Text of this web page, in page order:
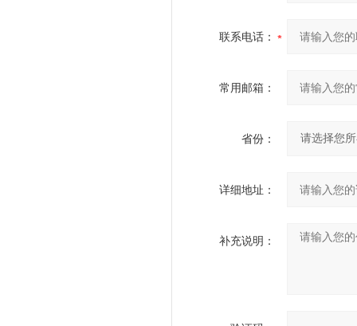
联系电话：
常用邮箱：
省份：
详细地址：
补充说明：